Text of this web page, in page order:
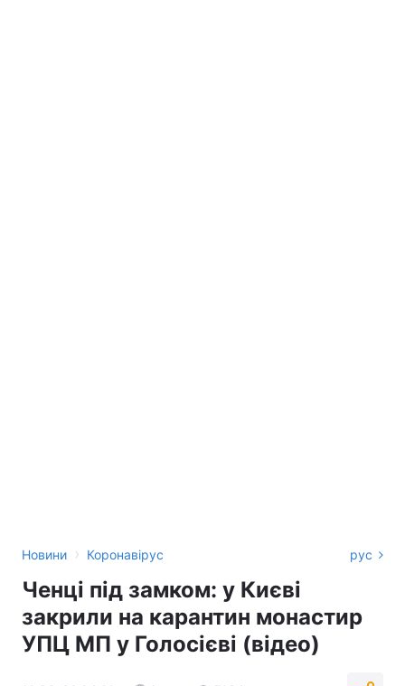
Новини › Коронавірус рус
Ченці під замком: у Києві
закрили на карантин монастир
УПЦ МП у Голосієві (відео)